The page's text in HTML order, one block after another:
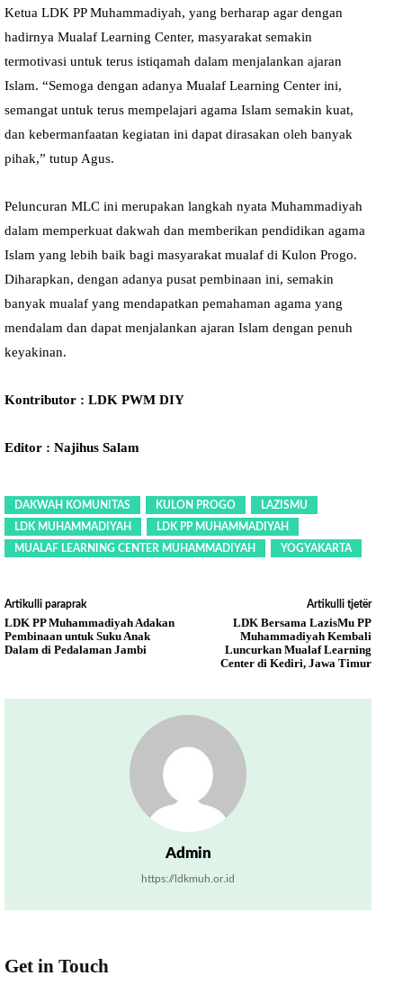
Ketua LDK PP Muhammadiyah, yang berharap agar dengan
hadirnya Mualaf Learning Center, masyarakat semakin
termotivasi untuk terus istiqamah dalam menjalankan ajaran
Islam. “Semoga dengan adanya Mualaf Learning Center ini,
semangat untuk terus mempelajari agama Islam semakin kuat,
dan kebermanfaatan kegiatan ini dapat dirasakan oleh banyak
pihak,” tutup Agus.
Peluncuran MLC ini merupakan langkah nyata Muhammadiyah
dalam memperkuat dakwah dan memberikan pendidikan agama
Islam yang lebih baik bagi masyarakat mualaf di Kulon Progo.
Diharapkan, dengan adanya pusat pembinaan ini, semakin
banyak mualaf yang mendapatkan pemahaman agama yang
mendalam dan dapat menjalankan ajaran Islam dengan penuh
keyakinan.
Kontributor : LDK PWM DIY
Editor : Najihus Salam
DAKWAH KOMUNITAS KULON PROGO
LAZISMU
LDK MUHAMMADIYAH
LDK PP MUHAMMADIYAH
MUALAF LEARNING CENTER MUHAMMADIYAH
YOGYAKARTA
Artikulli paraprak
LDK PP Muhammadiyah Adakan
Pembinaan untuk Suku Anak
Dalam di Pedalaman Jambi
Artikulli tjetër
LDK Bersama LazisMu PP
Muhammadiyah Kembali
Luncurkan Mualaf Learning
Center di Kediri, Jawa Timur
Admin
https://ldkmuh.or.id
Get in Touch